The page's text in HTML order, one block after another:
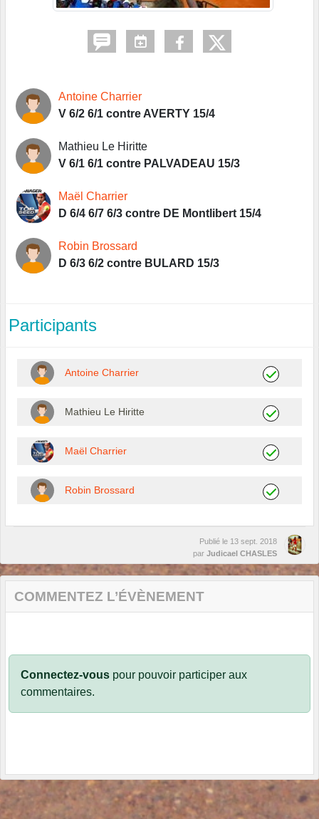
Antoine Charrier
V 6/2 6/1 contre AVERTY 15/4
Mathieu Le Hiritte
V 6/1 6/1 contre PALVADEAU 15/3
Maël Charrier
D 6/4 6/7 6/3 contre DE Montlibert 15/4
Robin Brossard
D 6/3 6/2 contre BULARD 15/3
Participants
Antoine Charrier
Mathieu Le Hiritte
Maël Charrier
Robin Brossard
Publié le 13 sept. 2018
par Judicael CHASLES
COMMENTEZ L’ÉVÈNEMENT
Connectez-vous pour pouvoir participer aux
commentaires.